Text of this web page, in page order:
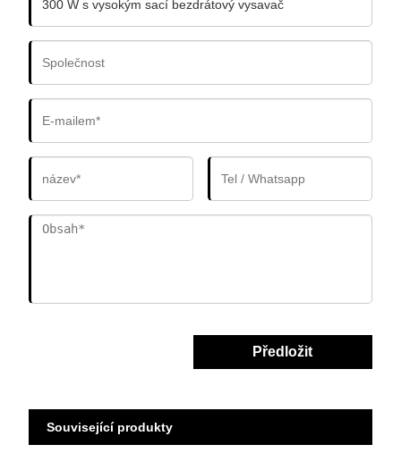
Předložit
Související produkty